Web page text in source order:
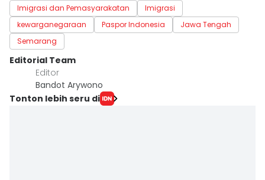
Imigrasi dan Pemasyarakatan
Imigrasi
kewarganegaraan
Paspor Indonesia
Jawa Tengah
Semarang
Editorial Team
Editor
Bandot Arywono
Tonton lebih seru di